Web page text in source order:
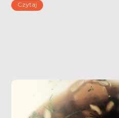
cukiniowa.
Czytaj